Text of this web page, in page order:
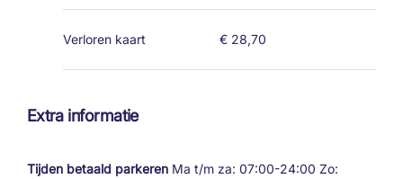
Verloren kaart € 28,70
Extra informatie
Tijden betaald parkerenMa t/m za: 07:00-24:00 Zo: